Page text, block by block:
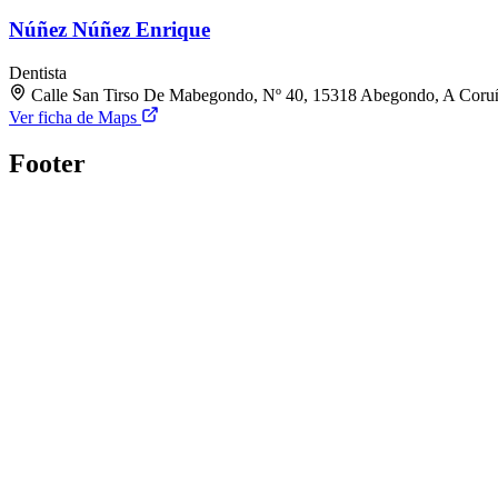
Núñez Núñez Enrique
Dentista
Calle San Tirso De Mabegondo, Nº 40, 15318 Abegondo, A
Ver ficha de Maps
Footer